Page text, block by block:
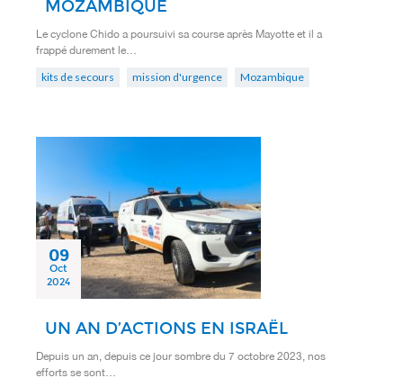
MOZAMBIQUE
Le cyclone Chido a poursuivi sa course après Mayotte et il a
frappé durement le…
kits de secours mission d'urgence Mozambique
09
Oct
2024
UN AN D’ACTIONS EN ISRAËL
Depuis un an, depuis ce jour sombre du 7 octobre 2023, nos
efforts se sont…